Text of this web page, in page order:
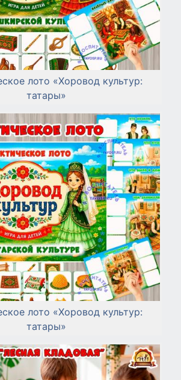
лото «Хоровод культур:
татары»
лото «Хоровод культур:
татары»